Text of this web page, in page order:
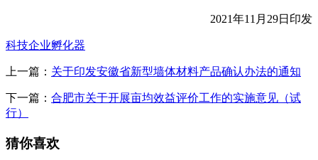
2021年11月29日印发
科技企业孵化器
上一篇： 关于印发安徽省新型墙体材料产品确认办法的通知
下一篇： 合肥市关于开展亩均效益评价工作的实施意见（试
行）
猜你喜欢